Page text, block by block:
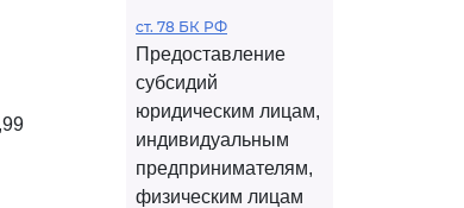
ст. 78 БК РФ
Предоставление
субсидий
юридическим лицам,
индивидуальным
предпринимателям,
физическим лицам